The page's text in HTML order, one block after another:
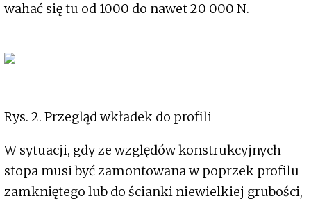
wahać się tu od 1000 do nawet 20 000 N.
Rys. 2. Przegląd wkładek do profili
W sytuacji, gdy ze względów konstrukcyjnych
stopa musi być zamontowana w poprzek profilu
zamkniętego lub do ścianki niewielkiej grubości,